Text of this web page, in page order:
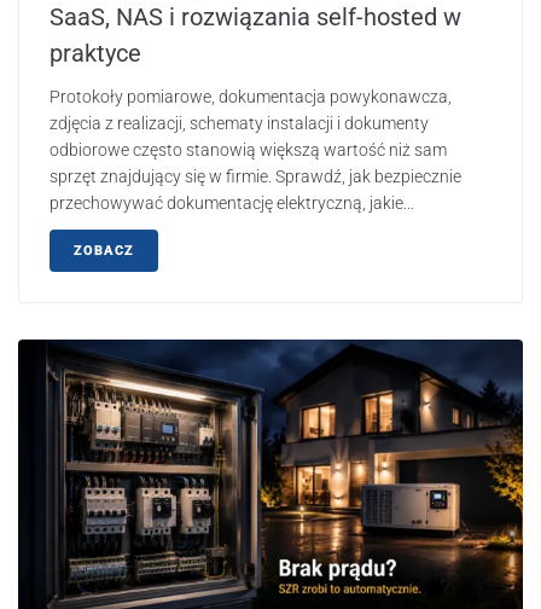
SaaS, NAS i rozwiązania self-hosted w
praktyce
Protokoły pomiarowe, dokumentacja powykonawcza,
zdjęcia z realizacji, schematy instalacji i dokumenty
odbiorowe często stanowią większą wartość niż sam
sprzęt znajdujący się w firmie. Sprawdź, jak bezpiecznie
przechowywać dokumentację elektryczną, jakie...
ZOBACZ